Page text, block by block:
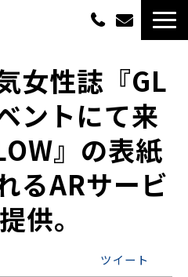
女性誌『GL
ントにて来
』の表紙
るARサービ
供。
ツイート